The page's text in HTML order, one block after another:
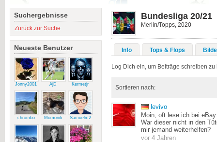
Suchergebnisse
Zurück zur Suche
Neueste Benutzer
Jonny2001 AjD Kermetjr
chrombo Momonik Samuelm2
Bundesliga 20/21
Merlin/Topps, 2020
Info Tops & Flops
Log Dich ein, um Beiträge schreiben zu
Sortieren nach:
levivo
Moin, oft lese ich bei
War dieser nicht in den
mir jemand weiterhelfen?
vor 4 Jahren